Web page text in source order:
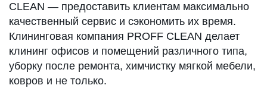
CLEAN — предоставить клиентам максимально
качественный сервис и сэкономить их время.
Клининговая компания PROFF CLEAN делает
клининг офисов и помещений различного типа,
уборку после ремонта, химчистку мягкой мебели,
ковров и не только.